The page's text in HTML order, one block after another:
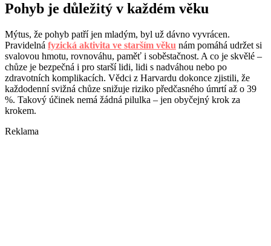
Pohyb je důležitý v každém věku
Mýtus, že pohyb patří jen mladým, byl už dávno vyvrácen.
Pravidelná fyzická aktivita ve starším věku nám pomáhá udržet si
svalovou hmotu, rovnováhu, paměť i soběstačnost. A co je skvělé –
chůze je bezpečná i pro starší lidi, lidi s nadváhou nebo po
zdravotních komplikacích. Vědci z Harvardu dokonce zjistili, že
každodenní svižná chůze snižuje riziko předčasného úmrtí až o 39
%. Takový účinek nemá žádná pilulka – jen obyčejný krok za
krokem.
Reklama